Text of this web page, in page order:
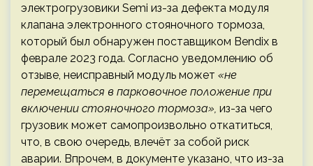
электрогрузовики Semi из-за дефекта модуля
клапана электронного стояночного тормоза,
который был обнаружен поставщиком Bendix в
феврале 2023 года. Согласно уведомлению об
отзыве, неисправный модуль может «не
перемещаться в парковочное положение при
включении стояночного тормоза», из-за чего
грузовик может самопроизвольно откатиться,
что, в свою очередь, влечёт за собой риск
аварии. Впрочем, в документе указано, что из-за